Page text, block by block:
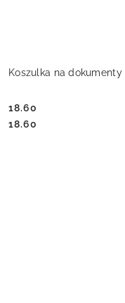
Koszulka na
Cena:
18.60
Cena:
18.60